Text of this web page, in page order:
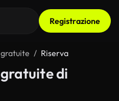
Registrazione
gratuite Riserva
di